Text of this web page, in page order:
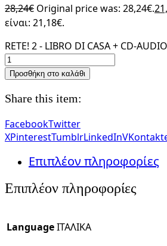
28,24€ Original price was: 28,24€.
είναι: 21,18€.
RETE! 2 - LIBRO DI CASA + CD-
Προσθήκη στο καλάθι
Share this item:
FacebookTwitter
XPinterestTumblrLinkedIn
Επιπλέον πληροφορίες
Επιπλέον πληροφορίες
LanguageΙΤΑΛΙΚΑ